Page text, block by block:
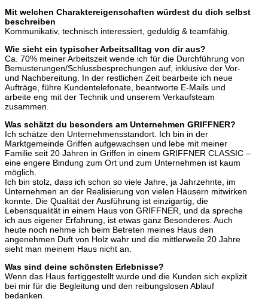
Mit welchen Charaktereigenschaften würdest du dich selbst
beschreiben
Kommunikativ, technisch interessiert, geduldig & teamfähig.
Wie sieht ein typischer Arbeitsalltag von dir aus?
Ca. 70% meiner Arbeitszeit wende ich für die Durchführung von
Bemusterungen/Schlussbesprechungen auf, inklusive der Vor-
und Nachbereitung. In der restlichen Zeit bearbeite ich neue
Aufträge, führe Kundentelefonate, beantworte E-Mails und
arbeite eng mit der Technik und unserem Verkaufsteam
zusammen.
Was schätzt du besonders am Unternehmen GRIFFNER?
Ich schätze den Unternehmensstandort. Ich bin in der
Marktgemeinde Griffen aufgewachsen und lebe mit meiner
Familie seit 20 Jahren in Griffen in einem GRIFFNER CLASSIC –
eine engere Bindung zum Ort und zum Unternehmen ist kaum
möglich.
Ich bin stolz, dass ich schon so viele Jahre, ja Jahrzehnte, im
Unternehmen an der Realisierung von vielen Häusern mitwirken
konnte. Die Qualität der Ausführung ist einzigartig, die
Lebensqualität in einem Haus von GRIFFNER, und da spreche
ich aus eigener Erfahrung, ist etwas ganz Besonderes. Auch
heute noch nehme ich beim Betreten meines Haus den
angenehmen Duft von Holz wahr und die mittlerweile 20 Jahre
sieht man meinem Haus nicht an.
Was sind deine schönsten Erlebnisse?
Wenn das Haus fertiggestellt wurde und die Kunden sich explizit
bei mir für die Begleitung und den reibungslosen Ablauf
bedanken.